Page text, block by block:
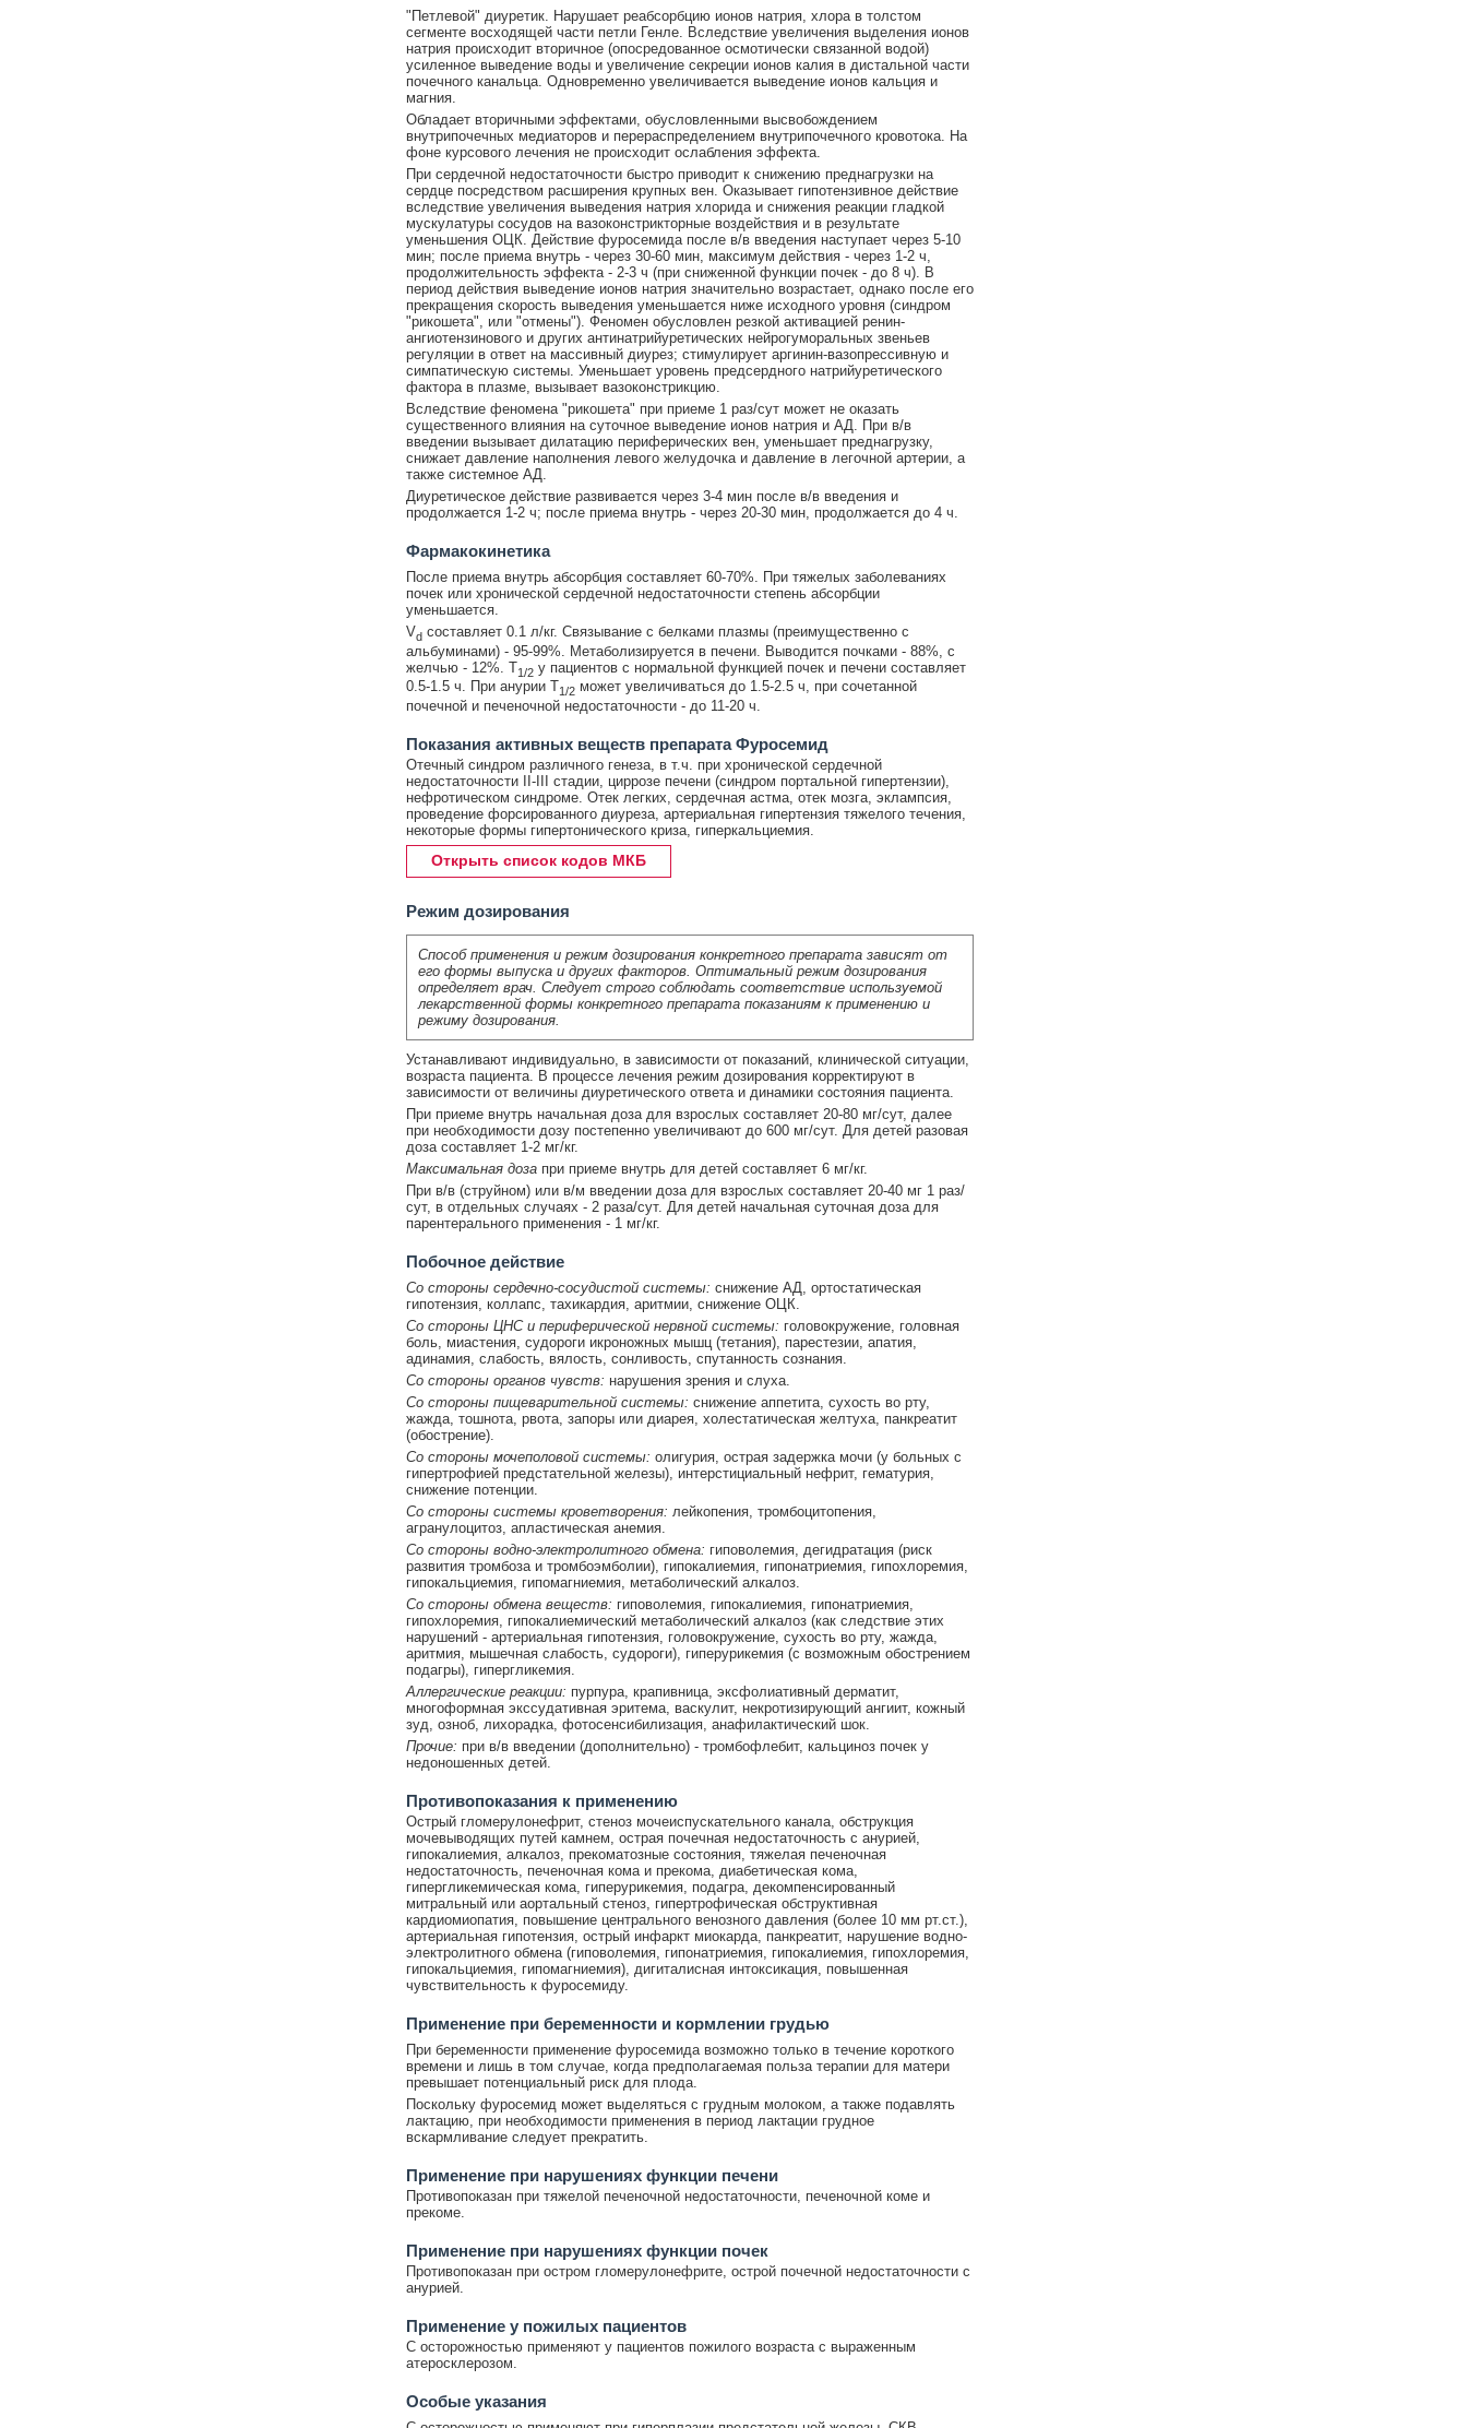
"Петлевой" диуретик. Нарушает реабсорбцию ионов натрия, хлора в толстом
сегменте восходящей части петли Генле. Вследствие увеличения выделения ионов
натрия происходит вторичное (опосредованное осмотически связанной водой)
усиленное выведение воды и увеличение секреции ионов калия в дистальной части
почечного канальца. Одновременно увеличивается выведение ионов кальция и
магния.
Обладает вторичными эффектами, обусловленными высвобождением
внутрипочечных медиаторов и перераспределением внутрипочечного кровотока. На
фоне курсового лечения не происходит ослабления эффекта.
При сердечной недостаточности быстро приводит к снижению преднагрузки на
сердце посредством расширения крупных вен. Оказывает гипотензивное действие
вследствие увеличения выведения натрия хлорида и снижения реакции гладкой
мускулатуры сосудов на вазоконстрикторные воздействия и в результате
уменьшения ОЦК. Действие фуросемида после в/в введения наступает через 5-10
мин; после приема внутрь - через 30-60 мин, максимум действия - через 1-2 ч,
продолжительность эффекта - 2-3 ч (при сниженной функции почек - до 8 ч). В
период действия выведение ионов натрия значительно возрастает, однако после его
прекращения скорость выведения уменьшается ниже исходного уровня (синдром
"рикошета", или "отмены"). Феномен обусловлен резкой активацией ренин-
ангиотензинового и других антинатрийуретических нейрогуморальных звеньев
регуляции в ответ на массивный диурез; стимулирует аргинин-вазопрессивную и
симпатическую системы. Уменьшает уровень предсердного натрийуретического
фактора в плазме, вызывает вазоконстрикцию.
Вследствие феномена "рикошета" при приеме 1 раз/сут может не оказать
существенного влияния на суточное выведение ионов натрия и АД. При в/в
введении вызывает дилатацию периферических вен, уменьшает преднагрузку,
снижает давление наполнения левого желудочка и давление в легочной артерии, а
также системное АД.
Диуретическое действие развивается через 3-4 мин после в/в введения и
продолжается 1-2 ч; после приема внутрь - через 20-30 мин, продолжается до 4 ч.
Фармакокинетика
После приема внутрь абсорбция составляет 60-70%. При тяжелых заболеваниях
почек или хронической сердечной недостаточности степень абсорбции
уменьшается.
Vdсоставляет 0.1 л/кг. Связывание с белками плазмы (преимущественно с
альбуминами) - 95-99%. Метаболизируется в печени. Выводится почками - 88%, с
желчью - 12%. T1/2у пациентов с нормальной функцией почек и печени составляет
0.5-1.5 ч. При анурии T1/2может увеличиваться до 1.5-2.5 ч, при сочетанной
почечной и печеночной недостаточности - до 11-20 ч.
Показания активных веществ препарата Фуросемид
Отечный синдром различного генеза, в т.ч. при хронической сердечной
недостаточности II-III стадии, циррозе печени (синдром портальной гипертензии),
нефротическом синдроме. Отек легких, сердечная астма, отек мозга, эклампсия,
проведение форсированного диуреза, артериальная гипертензия тяжелого течения,
некоторые формы гипертонического криза, гиперкальциемия.
Открыть список кодов МКБ
Режим дозирования
Способ применения и режим дозирования конкретного препарата зависят от
его формы выпуска и других факторов. Оптимальный режим дозирования
определяет врач. Следует строго соблюдать соответствие используемой
лекарственной формы конкретного препарата показаниям к применению и
режиму дозирования.
Устанавливают индивидуально, в зависимости от показаний, клинической ситуации,
возраста пациента. В процессе лечения режим дозирования корректируют в
зависимости от величины диуретического ответа и динамики состояния пациента.
При приеме внутрь начальная доза для взрослых составляет 20-80 мг/сут, далее
при необходимости дозу постепенно увеличивают до 600 мг/сут. Для детей разовая
доза составляет 1-2 мг/кг.
Максимальная дозапри приеме внутрь для детей составляет 6 мг/кг.
При в/в (струйном) или в/м введении доза для взрослых составляет 20-40 мг 1 раз/
сут, в отдельных случаях - 2 раза/сут. Для детей начальная суточная доза для
парентерального применения - 1 мг/кг.
Побочное действие
Со стороны сердечно-сосудистой системы: снижение АД, ортостатическая
гипотензия, коллапс, тахикардия, аритмии, снижение ОЦК.
Со стороны ЦНС и периферической нервной системы: головокружение, головная
боль, миастения, судороги икроножных мышц (тетания), парестезии, апатия,
адинамия, слабость, вялость, сонливость, спутанность сознания.
Со стороны органов чувств: нарушения зрения и слуха.
Со стороны пищеварительной системы: снижение аппетита, сухость во рту,
жажда, тошнота, рвота, запоры или диарея, холестатическая желтуха, панкреатит
(обострение).
Со стороны мочеполовой системы: олигурия, острая задержка мочи (у больных с
гипертрофией предстательной железы), интерстициальный нефрит, гематурия,
снижение потенции.
Со стороны системы кроветворения: лейкопения, тромбоцитопения,
агранулоцитоз, апластическая анемия.
Со стороны водно-электролитного обмена: гиповолемия, дегидратация (риск
развития тромбоза и тромбоэмболии), гипокалиемия, гипонатриемия, гипохлоремия,
гипокальциемия, гипомагниемия, метаболический алкалоз.
Со стороны обмена веществ: гиповолемия, гипокалиемия, гипонатриемия,
гипохлоремия, гипокалиемический метаболический алкалоз (как следствие этих
нарушений - артериальная гипотензия, головокружение, сухость во рту, жажда,
аритмия, мышечная слабость, судороги), гиперурикемия (с возможным обострением
подагры), гипергликемия.
Аллергические реакции: пурпура, крапивница, эксфолиативный дерматит,
многоформная экссудативная эритема, васкулит, некротизирующий ангиит, кожный
зуд, озноб, лихорадка, фотосенсибилизация, анафилактический шок.
Прочие: при в/в введении (дополнительно) - тромбофлебит, кальциноз почек у
недоношенных детей.
Противопоказания к применению
Острый гломерулонефрит, стеноз мочеиспускательного канала, обструкция
мочевыводящих путей камнем, острая почечная недостаточность с анурией,
гипокалиемия, алкалоз, прекоматозные состояния, тяжелая печеночная
недостаточность, печеночная кома и прекома, диабетическая кома,
гипергликемическая кома, гиперурикемия, подагра, декомпенсированный
митральный или аортальный стеноз, гипертрофическая обструктивная
кардиомиопатия, повышение центрального венозного давления (более 10 мм рт.ст.),
артериальная гипотензия, острый инфаркт миокарда, панкреатит, нарушение водно-
электролитного обмена (гиповолемия, гипонатриемия, гипокалиемия, гипохлоремия,
гипокальциемия, гипомагниемия), дигиталисная интоксикация, повышенная
чувствительность к фуросемиду.
Применение при беременности и кормлении грудью
При беременности применение фуросемида возможно только в течение короткого
времени и лишь в том случае, когда предполагаемая польза терапии для матери
превышает потенциальный риск для плода.
Поскольку фуросемид может выделяться с грудным молоком, а также подавлять
лактацию, при необходимости применения в период лактации грудное
вскармливание следует прекратить.
Применение при нарушениях функции печени
Противопоказан при тяжелой печеночной недостаточности, печеночной коме и
прекоме.
Применение при нарушениях функции почек
Противопоказан при остром гломерулонефрите, острой почечной недостаточности с
анурией.
Применение у пожилых пациентов
C осторожностью применяют у пациентов пожилого возраста с выраженным
атеросклерозом.
Особые указания